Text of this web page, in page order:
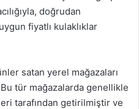
doğrudan
fiyatlı kulaklıklar
satan yerel mağazaları
tür mağazalarda genellikle
tarafından getirilmiştir ve